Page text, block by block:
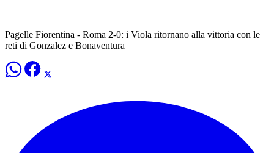
Pagelle Fiorentina - Roma 2-0: i Viola ritornano alla vittoria con le
reti di Gonzalez e Bonaventura